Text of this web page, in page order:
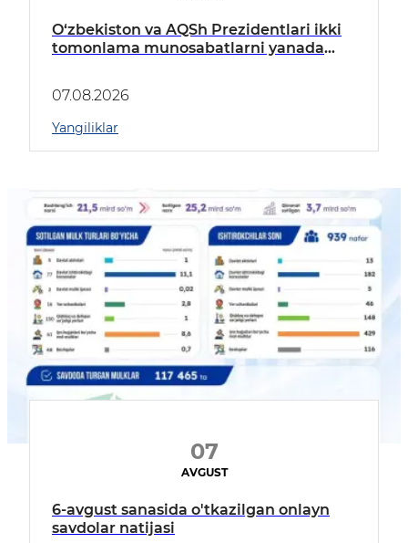
O‘zbekiston va AQSh Prezidentlari ikki
tomonlama munosabatlarni yanada
07.08.2026
Yangiliklar
07
AVGUST
6-avgust sanasida o'tkazilgan onlayn
savdolar natijasi